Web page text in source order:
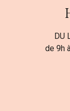
DU
de 9h